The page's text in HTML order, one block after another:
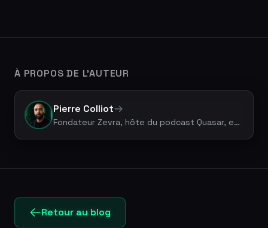
À PROPOS DE L'AUTEUR
Pierre Colliot
Fondateur Zevra, hôte du podcast Quasar, expert Legal Tech & vibe coding. +50 projets livrés.
Retour au blog